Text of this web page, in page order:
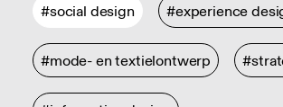
#social design #experience
#mode- en textielontwerp